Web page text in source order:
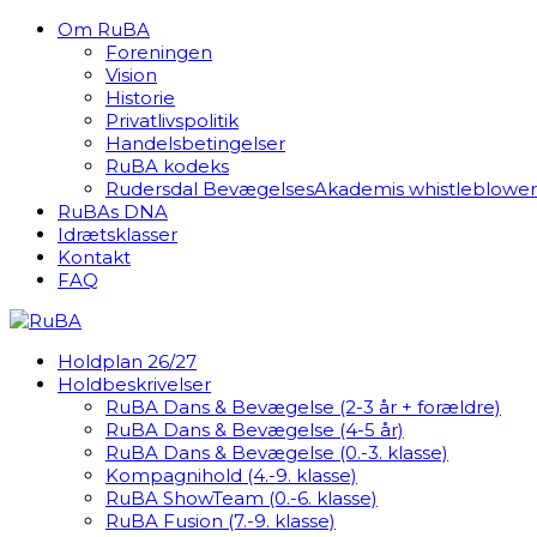
Om RuBA
Foreningen
Vision
Historie
Privatlivspolitik
Handelsbetingelser
RuBA kodeks
Rudersdal BevægelsesAkademis
RuBAs DNA
Idrætsklasser
Kontakt
FAQ
Holdplan 26/27
Holdbeskrivelser
RuBA Dans & Bevægelse (2-3 år + forældre)
RuBA Dans & Bevægelse (4-5 år)
RuBA Dans & Bevægelse (0.-3. klasse)
Kompagnihold (4.-9. klasse)
RuBA ShowTeam (0.-6. klasse)
RuBA Fusion (7.-9. klasse)